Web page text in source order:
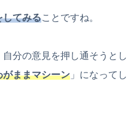
してみることですね。
分の意見を押し通そうとし
がままマシーン 」になってし